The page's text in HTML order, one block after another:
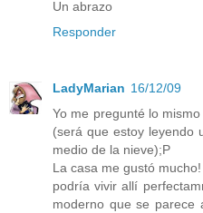
Un abrazo
Responder
LadyMarian 16/12/09
Yo me pregunté lo
(será que estoy leyendo
medio de la nieve);P
La casa me gustó
podría vivir allí
moderno que se parece